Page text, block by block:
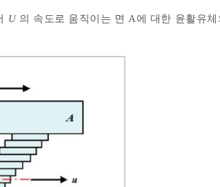
U의 속도로 움직이는 면 A에 대한 윤활유체